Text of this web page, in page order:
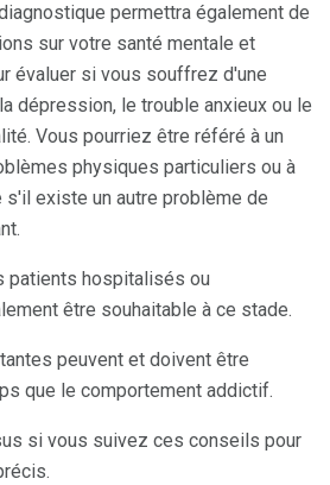
permettra également de
sur votre santé mentale et
évaluer si vous souffrez d'une
dépression, le trouble anxieux ou le
Vous pourriez être référé à un
physiques particuliers ou à
s'il existe un autre problème de
patients hospitalisés ou
être souhaitable à ce stade.
peuvent et doivent être
que le comportement addictif.
si vous suivez ces conseils pour